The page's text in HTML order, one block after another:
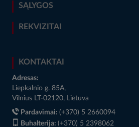
SĄLYGOS
REKVIZITAI
KONTAKTAI
Adresas:
Liepkalnio g. 85A,
Vilnius LT-02120, Lietuva
Pardavimai: (+370) 5 2660094
Buhalterija: (+370) 5 2398062